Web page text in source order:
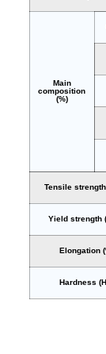
Main
composition
(%)
Tensile
Yield strength
Elongation
Hardness